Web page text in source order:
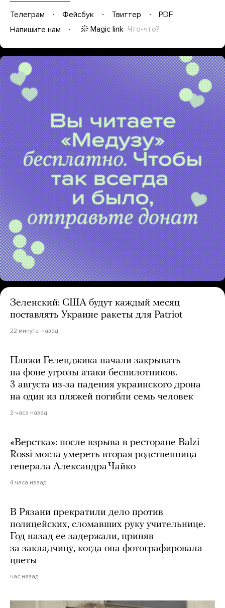
Телеграм Фейсбук Твиттер
PDF
Напишите нам
Magic link Что-что?
Зеленский: США будут каждый месяц
поставлять Украине ракеты для Patriot
22 минуты назад
Пляжи Геленджика начали закрывать
на фоне угрозы атаки беспилотников.
3 августа из-за падения украинского дрона
на один из пляжей погибли семь человек
2 часа назад
«Верстка»: после взрыва в ресторане Balzi
Rossi могла умереть вторая родственница
генерала Александра Чайко
4 часа назад
В Рязани прекратили дело против
полицейских, сломавших руку учительнице.
Год назад ее задержали, приняв
за закладчицу, когда она фотографировала
цветы
час назад